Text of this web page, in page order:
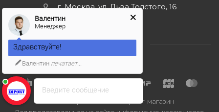
г. Москва, ул. Льва Толстого, 16
2026 © Import-bt.ru - интернет-магазин
Введите сообщение
Валентин
Менеджер
Здравствуйте!
Валентин печатает...